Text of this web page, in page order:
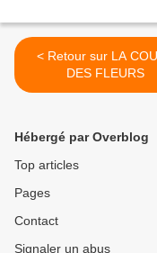
< Retour sur LA COUPE
DES FLEURS
Hébergé par Overblog
Top articles
Pages
Contact
Signaler un abus